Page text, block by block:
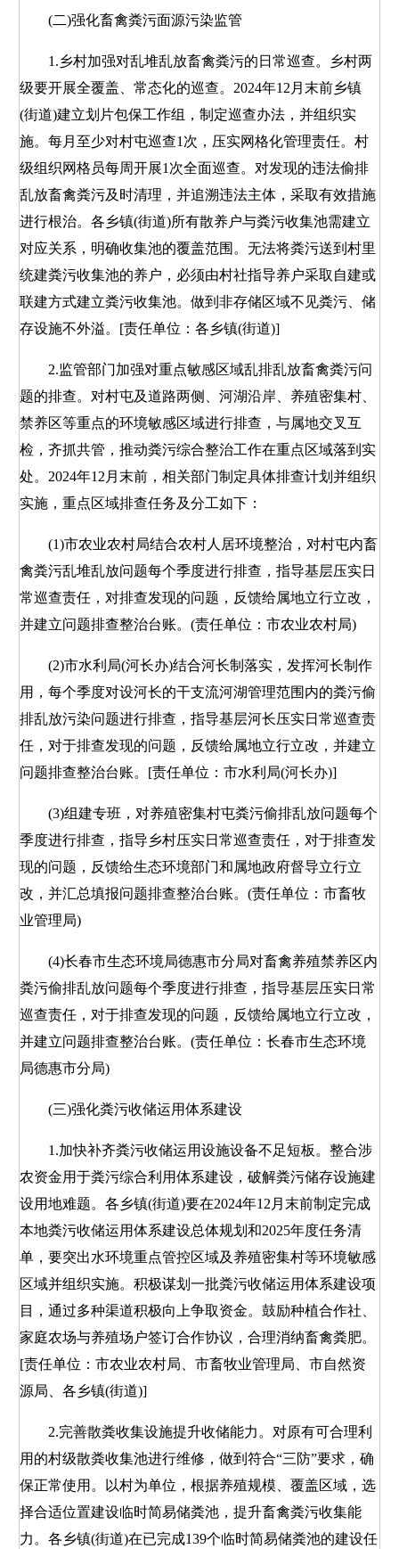
(二)强化畜禽粪污面源污染监管
1.乡村加强对乱堆乱放畜禽粪污的日常巡查。乡村两
级要开展全覆盖、常态化的巡查。2024年12月末前乡镇
(街道)建立划片包保工作组，制定巡查办法，并组织实
施。每月至少对村屯巡查1次，压实网格化管理责任。村
级组织网格员每周开展1次全面巡查。对发现的违法偷排
乱放畜禽粪污及时清理，并追溯违法主体，采取有效措施
进行根治。各乡镇(街道)所有散养户与粪污收集池需建立
对应关系，明确收集池的覆盖范围。无法将粪污送到村里
统建粪污收集池的养户，必须由村社指导养户采取自建或
联建方式建立粪污收集池。做到非存储区域不见粪污、储
存设施不外溢。[责任单位：各乡镇(街道)]
2.监管部门加强对重点敏感区域乱排乱放畜禽粪污问
题的排查。对村屯及道路两侧、河湖沿岸、养殖密集村、
禁养区等重点的环境敏感区域进行排查，与属地交叉互
检，齐抓共管，推动粪污综合整治工作在重点区域落到实
处。2024年12月末前，相关部门制定具体排查计划并组织
实施，重点区域排查任务及分工如下：
(1)市农业农村局结合农村人居环境整治，对村屯内畜
禽粪污乱堆乱放问题每个季度进行排查，指导基层压实日
常巡查责任，对排查发现的问题，反馈给属地立行立改，
并建立问题排查整治台账。(责任单位：市农业农村局)
(2)市水利局(河长办)结合河长制落实，发挥河长制作
用，每个季度对设河长的干支流河湖管理范围内的粪污偷
排乱放污染问题进行排查，指导基层河长压实日常巡查责
任，对于排查发现的问题，反馈给属地立行立改，并建立
问题排查整治台账。[责任单位：市水利局(河长办)]
(3)组建专班，对养殖密集村屯粪污偷排乱放问题每个
季度进行排查，指导乡村压实日常巡查责任，对于排查发
现的问题，反馈给生态环境部门和属地政府督导立行立
改，并汇总填报问题排查整治台账。(责任单位：市畜牧
业管理局)
(4)长春市生态环境局德惠市分局对畜禽养殖禁养区内
粪污偷排乱放问题每个季度进行排查，指导基层压实日常
巡查责任，对于排查发现的问题，反馈给属地立行立改，
并建立问题排查整治台账。(责任单位：长春市生态环境
局德惠市分局)
(三)强化粪污收储运用体系建设
1.加快补齐粪污收储运用设施设备不足短板。整合涉
农资金用于粪污综合利用体系建设，破解粪污储存设施建
设用地难题。各乡镇(街道)要在2024年12月末前制定完成
本地粪污收储运用体系建设总体规划和2025年度任务清
单，要突出水环境重点管控区域及养殖密集村等环境敏感
区域并组织实施。积极谋划一批粪污收储运用体系建设项
目，通过多种渠道积极向上争取资金。鼓励种植合作社、
家庭农场与养殖场户签订合作协议，合理消纳畜禽粪肥。
[责任单位：市农业农村局、市畜牧业管理局、市自然资
源局、各乡镇(街道)]
2.完善散粪收集设施提升收储能力。对原有可合理利
用的村级散粪收集池进行维修，做到符合“三防”要求，确
保正常使用。以村为单位，根据养殖规模、覆盖区域，选
择合适位置建设临时简易储粪池，提升畜禽粪污收集能
力。各乡镇(街道)在已完成139个临时简易储粪池的建设任